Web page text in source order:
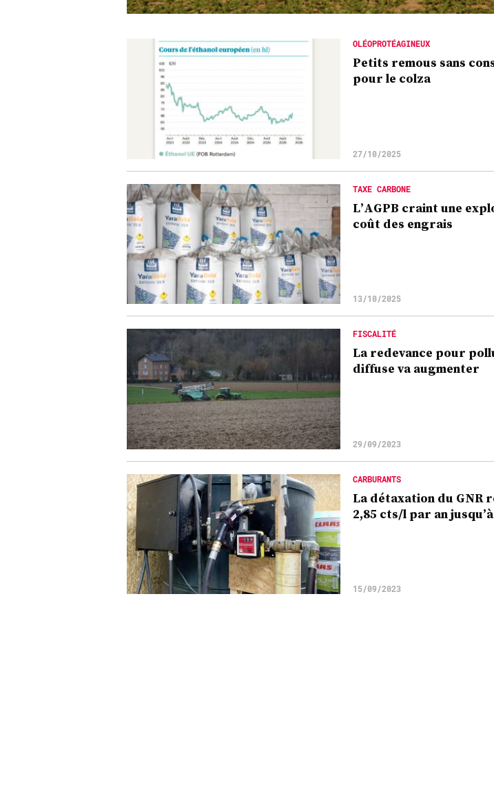
OLÉOPROTÉAGINEUX
Petits remous sans
pour le colza
27/10/2025
TAXE CARBONE
L’AGPB craint une
coût des engrais
13/10/2025
FISCALITÉ
La redevance pour
diffuse va augmenter
29/09/2023
CARBURANTS
La détaxation du GNR
2,85 cts/l par an
15/09/2023